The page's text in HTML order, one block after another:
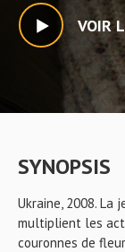
VOIR
SYNOPSIS
Ukraine, 2008. La
multiplient les
couronnes de